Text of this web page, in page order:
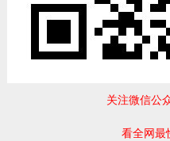
关注微信公
看全网最